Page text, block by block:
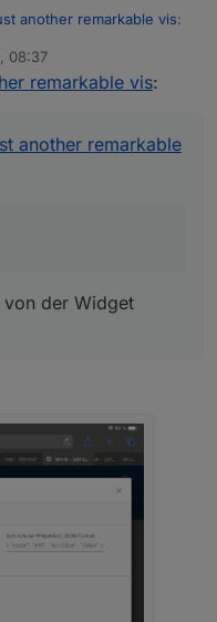
another remarkable vis:
zeigt er die Icons nicht
08:37
remarkable vis:
another remarkable
von der Widget